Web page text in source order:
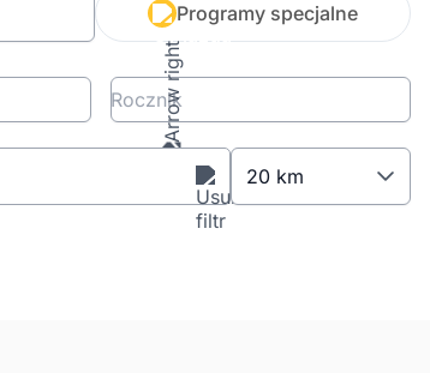
Programy specjalne
Rocznik
20 km